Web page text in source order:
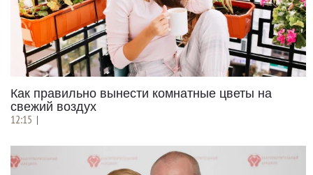
Как правильно вынести комнатные цветы на
свежий воздух
12:15 |